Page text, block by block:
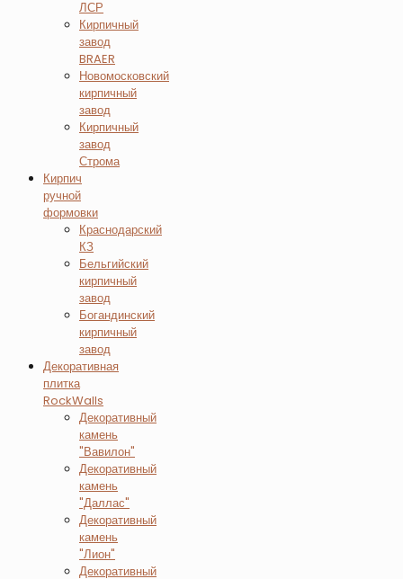
ЛСР
Кирпичный
завод
BRAER
Новомосковский
кирпичный
завод
Кирпичный
завод
Строма
Кирпич
ручной
формовки
Краснодарский
КЗ
Бельгийский
кирпичный
завод
Богандинский
кирпичный
завод
Декоративная
плитка
RockWalls
Декоративный
камень
"Вавилон"
Декоративный
камень
"Даллас"
Декоративный
камень
"Лион"
Декоративный